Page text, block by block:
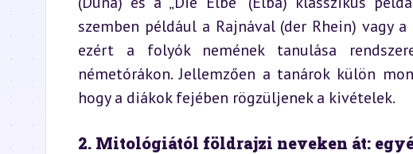
szemben például a Rajnával (der Rhein) vagy
ezért a folyók nemének tanulása
németórákon. Jellemzően a tanárok külön
hogy a diákok fejében rögzüljenek a kivételek.
2. Mitológiától földrajzi neveken át: